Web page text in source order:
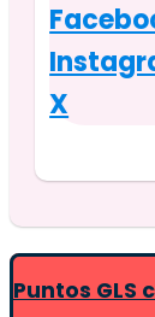
X
Puntos GLS